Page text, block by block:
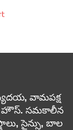
వామపక్ష
హౌస్. సమకాలీన
సైన్సు, బాల